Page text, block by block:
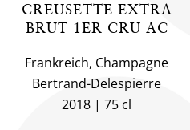
CREUSETTE EXTRA
BRUT 1ER CRU AC
Frankreich, Champagne
Bertrand-Delespierre
2018
75 cl